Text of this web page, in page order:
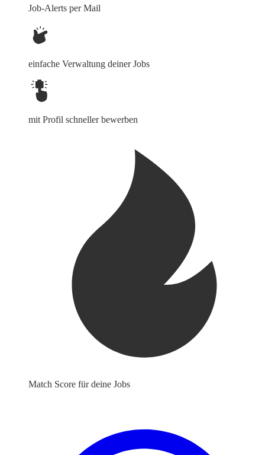
Job-Alerts per Mail
einfache Verwaltung deiner Jobs
mit Profil schneller bewerben
Match Score für deine Jobs